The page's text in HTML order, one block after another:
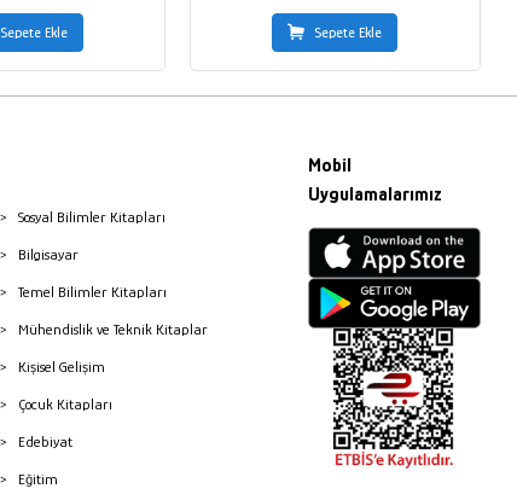
Sepete Ekle Sepete Ekle
Sosyal Bilimler Kitapları
Bilgisayar
Temel Bilimler Kitapları
Mühendislik ve Teknik Kitaplar
Kişisel Gelişim
Çocuk Kitapları
Edebiyat
Eğitim
Mobil
Uygulamalarımız